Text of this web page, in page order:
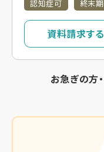
認知症可 終末
資料請求する
お急ぎの方